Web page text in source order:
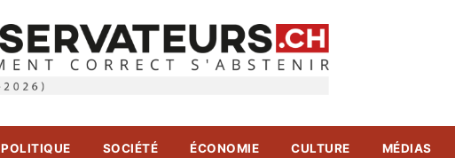
POLITIQUE SOCIÉTÉ ÉCONOMIE CULTURE MÉDIAS